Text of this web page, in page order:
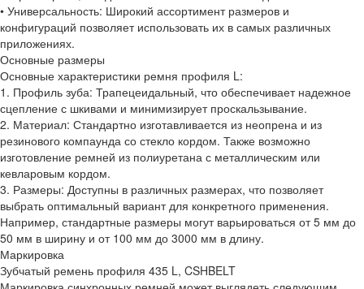
• Универсальность: Широкий ассортимент размеров и
конфигураций позволяет использовать их в самых различных
приложениях.
Основные размеры
Основные характеристики ремня профиля L:
1. Профиль зуба: Трапецеидальный, что обеспечивает надежное
сцепление с шкивами и минимизирует проскальзывание.
2. Материал: Стандартно изготавливается из неопрена и из
резинового компаунда со стекло кордом. Также возможно
изготовление ремней из полиуретана с металлическим или
кевларовым кордом.
3. Размеры: Доступны в различных размерах, что позволяет
выбрать оптимальный вариант для конкретного применения.
Например, стандартные размеры могут варьироваться от 5 мм до
50 мм в ширину и от 100 мм до 3000 мм в длину.
Маркировка
Зубчатый ремень профиля 435 L, CSHBELT